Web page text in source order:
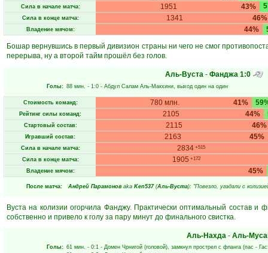
Сила в начале матча: 43%
1951
Сила в конце матча: 46%
1341
Владение мячом: 44%
Бошар вернувшись в первый дивизион страны ни чего не смог
перерыва, ну а второй тайм прошёл без голов.
Аль-Вуста- Фанджа 1:0
Голы: 88 мин. - 1:0 - Абдул Салам Аль-Макхини, выход один на один
Стоимость команд: 41%
780 млн.
Рейтинг силы команд: 44%
2105
Стартовый состав: 46%
2115
Игравший состав: 45%
2163
Сила в начале матча: 2834 +515
Сила в конце матча: 1905 +172
Владение мячом: 45%
После матча: Андрей Парамонов aka Ken537 (Аль-Вуста): "Повезло, угадали с
Вуста на колизии огорчила Фанджу. Практически оптимальный состав
собственно и привело к голу за пару минут до финального свистка.
Аль-Нахда- Аль-
Голы: 61 мин. - 0:1 - Домен Чрнигой (головой), замкнул прострел с фланга (пас -